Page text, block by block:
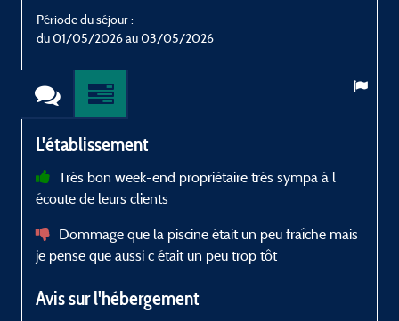
Période du séjour :
du 01/05/2026 au 03/05/2026
L'établissement
Très bon week-end propriétaire très sympa à l
écoute de leurs clients
Dommage que la piscine était un peu fraîche mais
je pense que aussi c était un peu trop tôt
Avis sur l'hébergement